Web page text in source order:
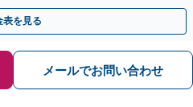
ズ」【休日・夜間相談可】
表を見る
メールでお問い合わせ